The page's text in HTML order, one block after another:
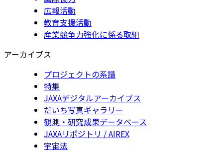
広報活動
教育支援活動
産業競争力強化に係る取組
アーカイブス
プロジェクトの系譜
特集
JAXAデジタルアーカイブス
だいち写真ギャラリー
観測・研究成果データベース
JAXAリポジトリ / AIREX
宇宙法